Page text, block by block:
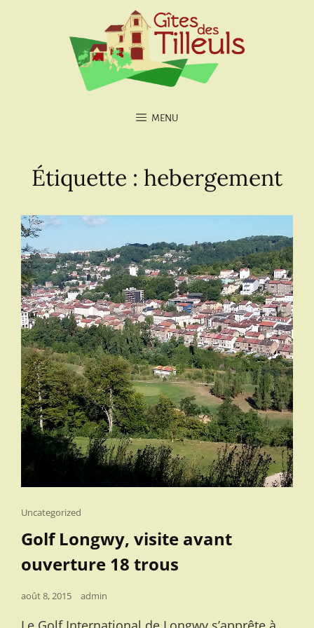
MENU
Étiquette : hebergement
Cat
Uncategorized
Golf Longwy, visite avant
ouverture 18 trous
Posted
août 8, 2015 admin